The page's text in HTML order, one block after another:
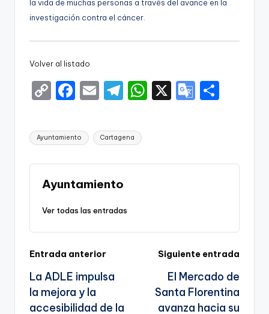
la vida de muchas personas a través del avance en la
investigación contra el cáncer.
Volver al listado
C
p
y
Li
n
k
F
c
e
b
o
o
E
ai
l
T
e
gr
a
W
A
X
G
e
a
te
Etiquetas:
Ayuntamiento Cartagena
Ayuntamiento
Ver todas las entradas
Navegación
de
entradas
Entrada anterior
La ADLE impulsa
la mejora y la
accesibilidad de la
Siguiente entrada
El Mercado de
Santa Florentina
avanza hacia su